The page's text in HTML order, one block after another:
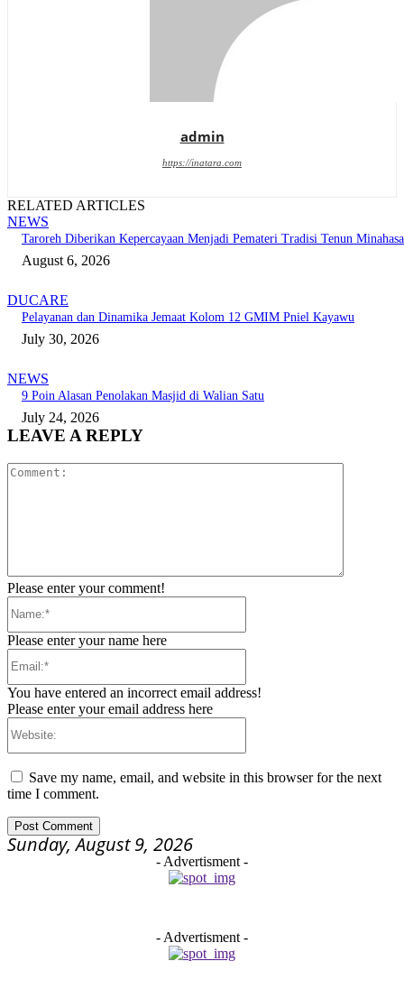
admin
https://inatara.com
RELATED ARTICLES
NEWS
Taroreh Diberikan Kepercayaan Menjadi Pemateri Tradisi Tenun Minahasa
August 6, 2026
DUCARE
Pelayanan dan Dinamika Jemaat Kolom 12 GMIM Pniel Kayawu
July 30, 2026
NEWS
9 Poin Alasan Penolakan Masjid di Walian Satu
July 24, 2026
LEAVE A REPLY
Please enter your comment!
Please enter your name here
You have entered an incorrect email address!
Please enter your email address here
Save my name, email, and website in this browser for the next
time I comment.
Sunday, August 9, 2026
- Advertisment -
- Advertisment -